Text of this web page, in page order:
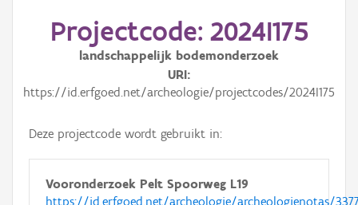
Projectcode: 2024I175
landschappelijk bodemonderzoek
URI
https://id.erfgoed.net/archeologie/projectcodes/2024I175
Deze projectcode wordt gebruikt in:
Vooronderzoek Pelt Spoorweg L19
https://id.erfgoed.net/archeologie/archeologienotas/